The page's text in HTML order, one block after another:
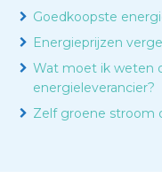
Goedkoopste
Energieprijzen
Wat moet ik weten
energieleverancier?
Zelf groene stroom